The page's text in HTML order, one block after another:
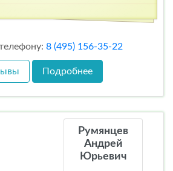
8 (495) 156-35-22
Подробнее
Румянцев
Андрей
Юрьевич